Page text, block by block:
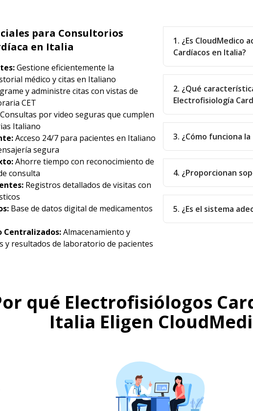
para Consultorios
en Italia
Gestione eficientemente la
médico y citas en Italiano
y administre citas con vistas de
CET
Consultas por video seguras que cumplen
Italiano
Acceso 24/7 para pacientes en Italiano
segura
Ahorre tiempo con reconocimiento de
consulta
Registros detallados de visitas con
Base de datos digital de medicamentos
Centralizados:Almacenamiento y
y resultados de laboratorio de pacientes
1. ¿Es CloudMedico
Cardíacos en Italia?
2. ¿Qué
Electrofisiología
3. ¿Cómo funciona
4. ¿Proporcionan
5. ¿Es el sistema
qué Electrofisiólogos
Italia Eligen